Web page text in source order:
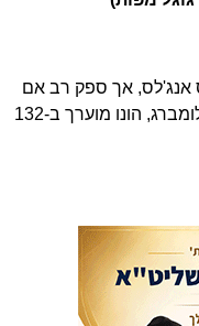
אנג'לס, אך ספק רב אם
בזוס ירגיש פגיעה בכיס, שכן לפי דירות בלומברג, הונו מוערך ב-132